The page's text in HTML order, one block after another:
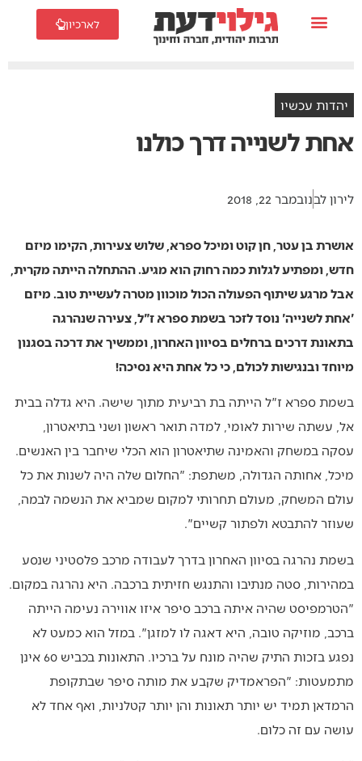
לארכיון
יהדות עכשיו
אחת לשנייה דרך כולנו
לירון לבנובמבר 22, 2018
אושרת בן עטר, חן קוט ומיכל ספרא, שלוש צעירות, הקימו מיזם
חדש, ומפתיע לגלות כמה רחוק הוא מגיע. ההתחלה הייתה מקרית,
אבל מרגע שיתוף הפעולה הכול מוכוון מטרה לעשיית טוב. מיזם
'אחת לשנייה' נוסד לזכר בשמת ספרא ז"ל, צעירה שנהרגה
בתאונת דרכים ברחלים בסיוון האחרון, וממשיך את דרכה בסגנון
מיוחד ובנגישות לכולם, כי כל אחת היא נסיכה!
בשמת ספרא ז"ל הייתה בת רביעית מתוך שישה. היא גדלה בבית
אל, עשתה שירות לאומי, למדה תואר ראשון ושני בתיאטרון,
עסקה במשחק והאמינה שתיאטרון הוא הכלי שיחבר בין האנשים.
מיכל, אחותה הגדולה, משתפת: "החלום שלה היה לשנות את כל
עולם המשחק, מעולם תחרותי למקום שמביא את הנשמה לבמה,
שעוזר להתבטא ולפתור קשיים".
בשמת נהרגה בסיוון האחרון בדרך לעבודה מרכב פלסטיני שנסע
במהירות, סטה מנתיבו והתנגש חזיתית ברכבה. היא נהרגה במקום.
"הטרמפיסט שהיה איתה ברכב סיפר איזו אווירה נעימה הייתה
ברכב, מוזיקה טובה, היא דאגה לו למזגן". במזל הוא כמעט לא
נפגע בזכות התיק שהיה מונח על ברכיו. התאונות בכביש 60 אינן
מתמעטות: "הפראמדיק שקבע את מותה סיפר שבתקופת
הרמדאן תמיד יש יותר תאונות והן יותר קטלניות, ואף אחד לא
עושה עם זה כלום.